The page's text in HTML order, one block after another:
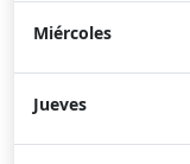
Miércoles
Jueves